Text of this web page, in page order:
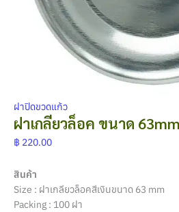
ฝาปิดขวดแก้ว
ฝาเกลียวล็อค ขนาด
฿ 220.00
สินค้า
Size : ฝาเกลียวล็อคสีเงินขนาด 63 mm
Packing : 100 ฝา